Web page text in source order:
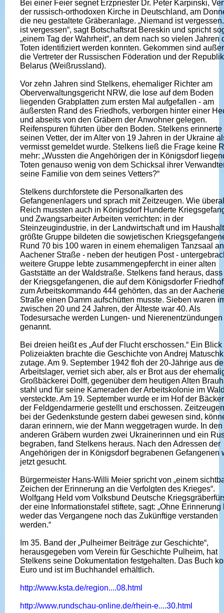
Bei einer Feier segnet Erzpriester Dr. Peter Karpinski,
der russisch-orthodoxen Kirche in Deutschland, am
die neu gestaltete Gräberanlage. „Niemand ist
ist vergessen“, sagt Botschaftsrat Bereskin und spricht
„einem Tag der Wahrheit“, an dem nach so vielen Jahren
Toten identifiziert werden konnten. Gekommen sind
die Vertreter der Russischen Föderation und der Republik
Belarus (Weißrussland).
Vor zehn Jahren sind Stelkens, ehemaliger Richter am
Oberverwaltungsgericht NRW, die lose auf dem Boden
liegenden Grabplatten zum ersten Mal aufgefallen - am
äußersten Rand des Friedhofs, verborgen hinter einer
und abseits von den Gräbern der Anwohner gelegen.
Reifenspuren führten über den Boden. Stelkens
seinen Vetter, der im Alter von 19 Jahren in der Ukraine
vermisst gemeldet wurde. Stelkens ließ die Frage keine
mehr: „Wussten die Angehörigen der in Königsdorf
Toten genauso wenig von dem Schicksal ihrer
seine Familie von dem seines Vetters?“
Stelkens durchforstete die Personalkarten des
Gefangenenlagers und sprach mit Zeitzeugen. Wie
Reich mussten auch in Königsdorf Hunderte
und Zwangsarbeiter Arbeiten verrichten: in der
Steinzeugindustrie, in der Landwirtschaft und im
größte Gruppe bildeten die sowjetischen
Rund 70 bis 100 waren in einem ehemaligen Tanzsaal
Aachener Straße - neben der heutigen Post -
weitere Gruppe lebte zusammengepfercht in einer alten
Gaststätte an der Waldstraße. Stelkens fand heraus,
der Kriegsgefangenen, die auf dem Königsdorfer
zum Arbeitskommando 444 gehörten, das an der
Straße einen Damm aufschütten musste. Sieben waren
zwischen 20 und 24 Jahren, der Älteste war 40. Als
Todesursache werden Lungen- und Nierenentzündungen
genannt.
Bei dreien heißt es „Auf der Flucht erschossen.“ Ein
Polizeiakten brachte die Geschichte von Andrej
zutage. Am 9. September 1942 floh der 20-Jährige aus
Arbeitslager, verriet sich aber, als er Brot aus der
Großbäckerei Dolff, gegenüber dem heutigen Alten
stahl und für seine Kameraden der Arbeitskolonie im
versteckte. Am 19. September wurde er im Hof der
der Feldgendarmerie gestellt und erschossen.
bei der Gedenkstunde gestern dabei gewesen sind,
daran erinnern, wie der Mann weggetragen wurde. In
anderen Gräbern wurden zwei Ukrainerinnen und ein
begraben, fand Stelkens heraus. Nach den Adressen der
Angehörigen der in Königsdorf begrabenen Gefangenen
jetzt gesucht.
Bürgermeister Hans-Willi Meier spricht von „einem
Zeichen der Erinnerung an die Verfolgten des Krieges“.
Wolfgang Held vom Volksbund Deutsche
der eine Informationstafel stiftete, sagt: „Ohne Erinnerung
weder das Vergangene noch das Zukünftige verstanden
werden.“
Im 35. Band der „Pulheimer Beiträge zur Geschichte“,
herausgegeben vom Verein für Geschichte Pulheim, hat
Stelkens seine Dokumentation festgehalten. Das Buch
Euro und ist im Buchhandel erhältlich.
http://www.ksta.de/region....08.html
http://www.rundschau-online.de/rhein-e....30.html